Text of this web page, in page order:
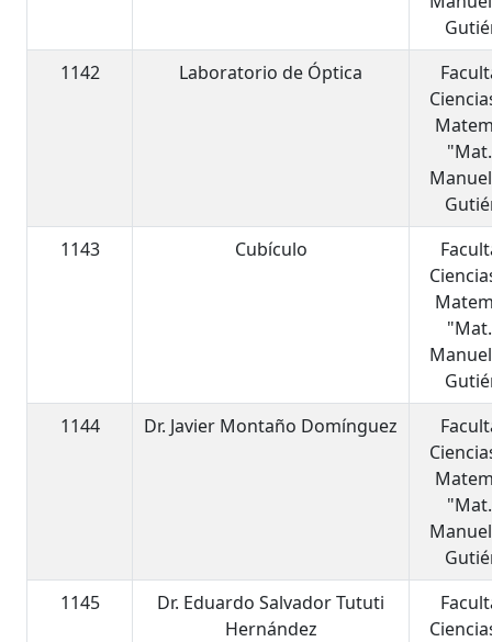
1142
Laboratorio de Óptica
1143
Cubículo
1144
Dr. Javier Montaño Domínguez
1145
Dr. Eduardo Salvador Tututi
Hernández